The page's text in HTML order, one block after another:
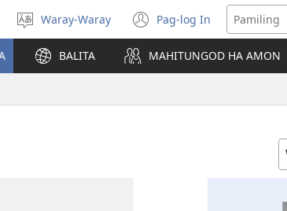
Pagpili
hin
yinaknan
Waray-Waray Pag-log In
(opens
new
window)
BALITA MAHITUNGOD HA AMON